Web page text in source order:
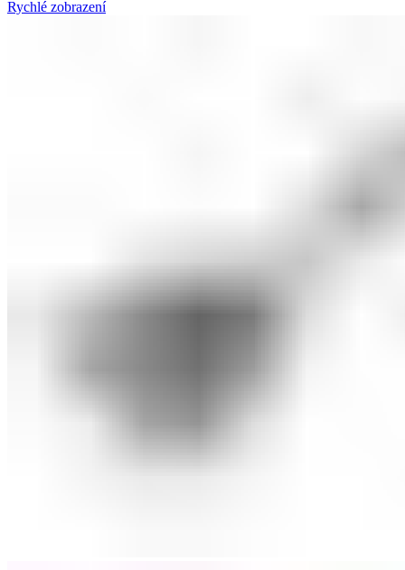
Rychlé zobrazení